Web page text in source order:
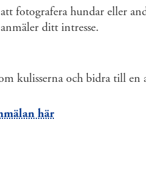
fotografera hundar eller
ditt intresse.
kulisserna och bidra till en
här